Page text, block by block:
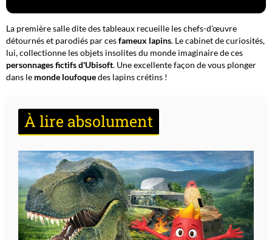
La première salle dite des tableaux recueille les chefs-d'œuvre
détournés et parodiés par cesfameux lapins. Le cabinet de curiosités,
lui, collectionne les objets insolites du monde imaginaire de ces
personnages fictifs d'Ubisoft. Une excellente façon de vous plonger
dans le monde loufoquedes lapins crétins !
À lire absolument